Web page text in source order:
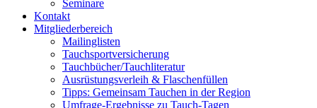
Seminare
Kontakt
Mitgliederbereich
Mailinglisten
Tauchsportversicherung
Tauchbücher/Tauchliteratur
Ausrüstungsverleih & Flaschenfüllen
Tipps: Gemeinsam Tauchen in der Region
Umfrage-Ergebnisse zu Tauch-Tagen